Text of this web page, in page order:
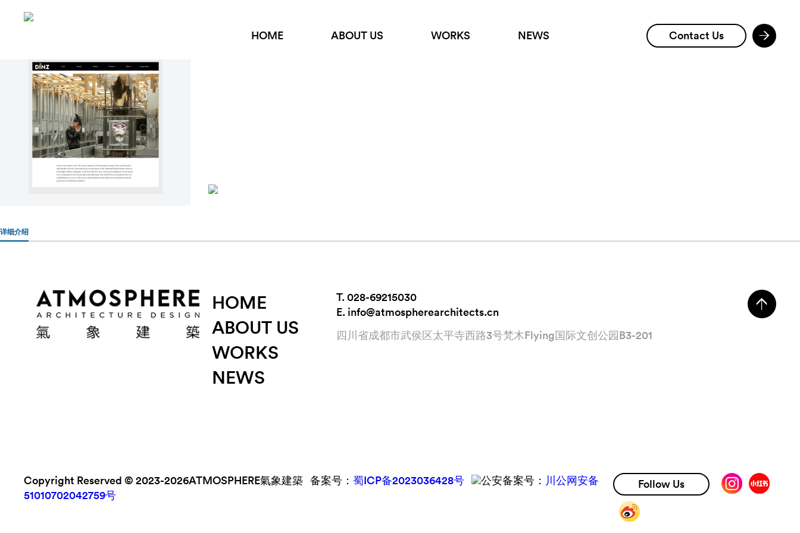
HOME ABOUT US WORKS NEWS Contact Us
详细介绍
HOME
ABOUT US
WORKS
NEWS
T. 028-69215030
E. info@atmospherearchitects.cn
四川省成都市武侯区太平寺西路3号梵木Flying国际文创公园B3-201
Copyright Reserved © 2023-2026ATMOSPHERE氣象建築 备案号： 蜀ICP备2023036428号 公安备案号： 川公网安备
51010702042759号
Follow Us